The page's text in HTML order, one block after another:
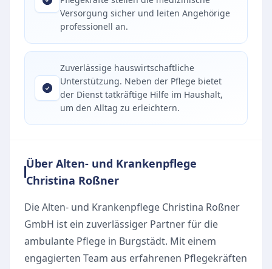
Versorgung sicher und leiten Angehörige
professionell an.
Zuverlässige hauswirtschaftliche
Unterstützung. Neben der Pflege bietet
der Dienst tatkräftige Hilfe im Haushalt,
um den Alltag zu erleichtern.
Über Alten- und Krankenpflege
Christina Roßner
Die Alten- und Krankenpflege Christina Roßner
GmbH ist ein zuverlässiger Partner für die
ambulante Pflege in Burgstädt. Mit einem
engagierten Team aus erfahrenen Pflegekräften